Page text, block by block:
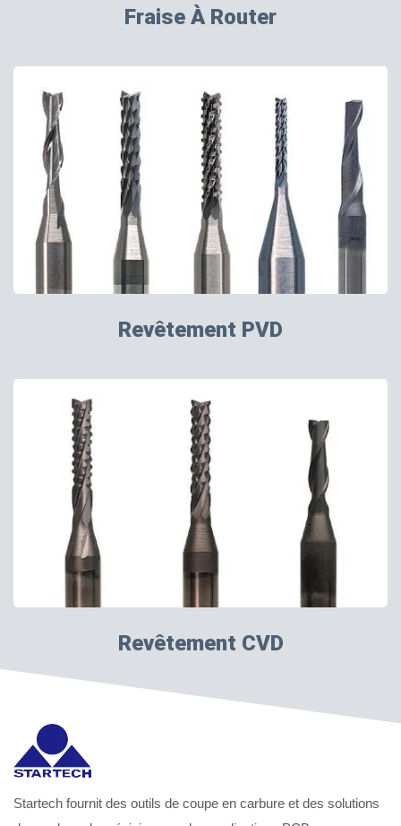
Fraise À Router
Revêtement PVD
Revêtement CVD
Startech fournit des outils de coupe en carbure et des solutions